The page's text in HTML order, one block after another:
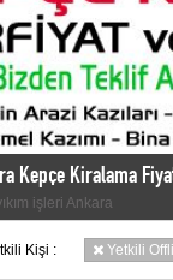
Kepçe Kiralama
işleri Ankara
Kişi : Yetkili